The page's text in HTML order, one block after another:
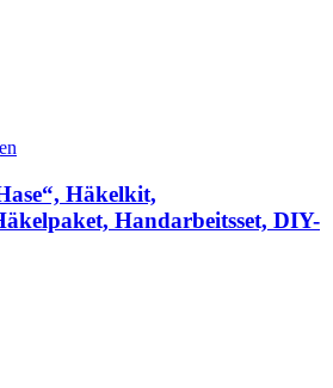
Häkelkit,
Handarbeitsset, DIY-